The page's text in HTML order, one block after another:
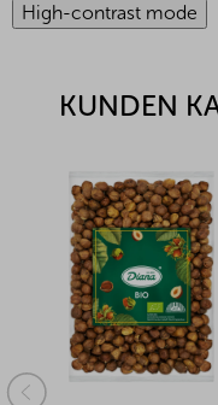
High-contrast mode
KUNDEN